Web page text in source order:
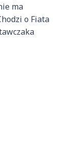
ma
o Fiata